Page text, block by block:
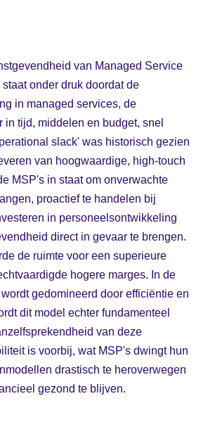
van Managed Service
onder druk doordat de
in managed services, de
in tijd, middelen en budget, snel
slack' was historisch gezien
van hoogwaardige, high-touch
MSP's in staat om onverwachte
proactief te handelen bij
in personeelsontwikkeling
direct in gevaar te brengen.
de ruimte voor een superieure
hogere marges. In de
gedomineerd door efficiëntie en
dit model echter fundamenteel
van deze
is voorbij, wat MSP's dwingt hun
drastisch te heroverwegen
gezond te blijven.